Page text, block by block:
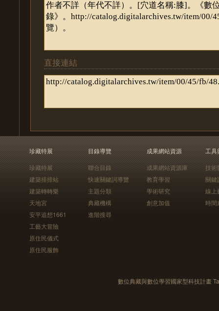
直接連結
珍藏特展
珍藏特展
建築排排站
建築轉轉樂
天地宮
安平追想1661
工藝大冒險
原住民儀式
原住民服飾
目錄導覽
聯合目錄
快速關鍵詞導覽
主題分類
典藏機構
進階搜尋
成果網站資源
成果網站資源庫
教育學習
學術研究
創意加值
工具
技術
關鍵
線上
時間
數位典藏與數位學習國家型科技計畫